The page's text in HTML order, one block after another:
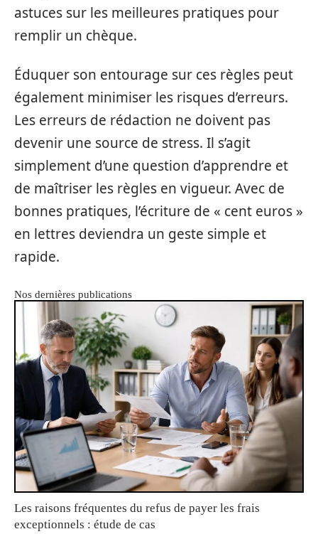
astuces sur les meilleures pratiques pour
remplir un chèque.
Éduquer son entourage sur ces règles peut
également minimiser les risques d’erreurs.
Les erreurs de rédaction ne doivent pas
devenir une source de stress. Il s’agit
simplement d’une question d’apprendre et
de maîtriser les règles en vigueur. Avec de
bonnes pratiques, l’écriture de « cent euros »
en lettres deviendra un geste simple et
rapide.
Nos dernières publications
Les raisons fréquentes du refus de payer les frais
exceptionnels : étude de cas